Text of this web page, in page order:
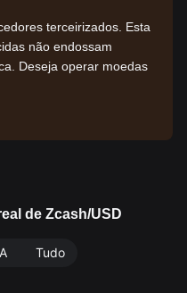
terceirizados. Esta
não endossam
Deseja operar moedas
de Zcash/USD
Tudo